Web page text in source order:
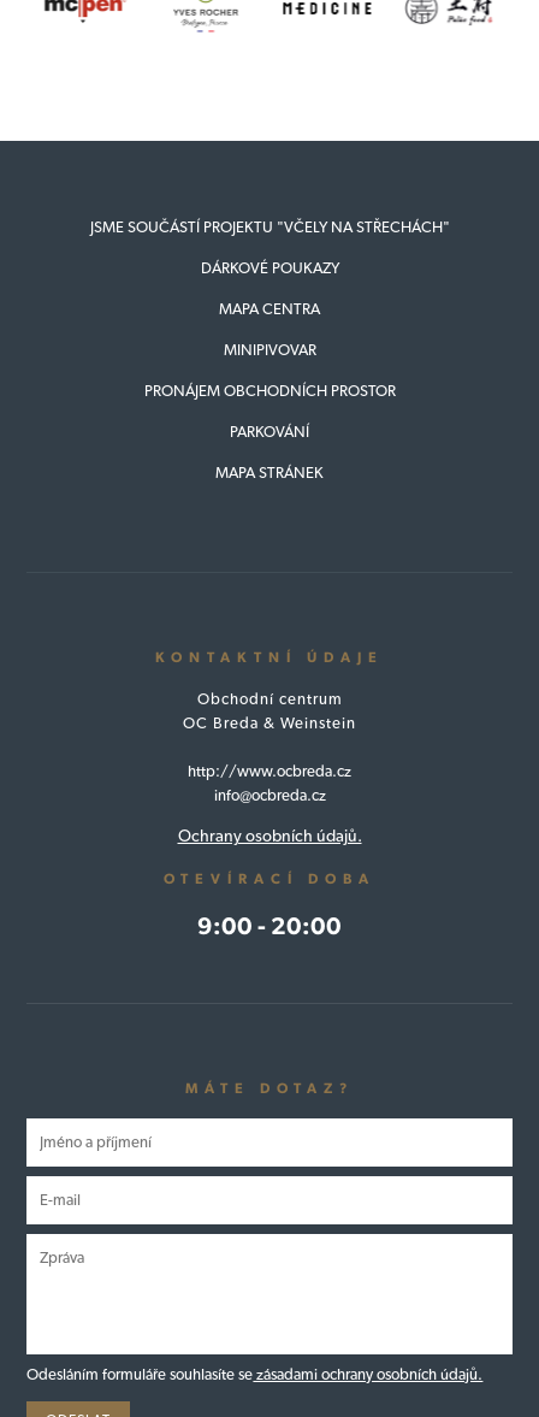
JSME SOUČÁSTÍ PROJEKTU "VČELY NA STŘECHÁCH"
DÁRKOVÉ POUKAZY
MAPA CENTRA
MINIPIVOVAR
PRONÁJEM OBCHODNÍCH PROSTOR
PARKOVÁNÍ
MAPA STRÁNEK
KONTAKTNÍ ÚDAJE
Obchodní centrum
OC Breda & Weinstein
http://www.ocbreda.cz
info@ocbreda.cz
Ochrany osobních údajů.
OTEVÍRACÍ DOBA
9:00 - 20:00
MÁTE DOTAZ?
Odesláním formuláře souhlasíte se zásadami ochrany osobních údajů.